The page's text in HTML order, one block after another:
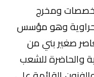
ومخرج
وهو مؤسس
صغير بني من
والحاضرة للشعب